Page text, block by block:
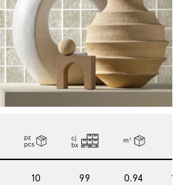
10 99 0.94